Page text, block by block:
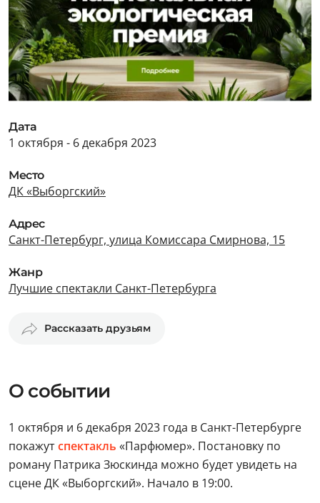
Дата
1 октября - 6 декабря 2023
Место
ДК «Выборгский»
Адрес
Санкт-Петербург, улица Комиссара Смирнова, 15
Жанр
Лучшие спектакли Санкт-Петербурга
Рассказать друзьям
О событии
1 октября и 6 декабря 2023 года в Санкт-Петербурге
покажутспектакль «Парфюмер». Постановку по
роману Патрика Зюскинда можно будет увидеть на
сцене ДК «Выборгский». Начало в 19:00.